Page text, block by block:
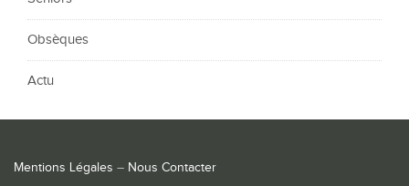
Obsèques
Actu
Mentions Légales – Nous Contacter